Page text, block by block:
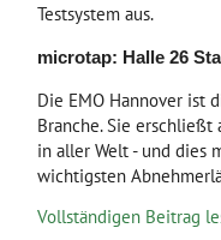
Testsystem aus.
microtap: Halle 26
Die EMO Hannover ist
Branche. Sie
in aller Welt - und dies
wichtigsten
Vollständigen Beitrag